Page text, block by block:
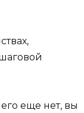
еще нет, вы